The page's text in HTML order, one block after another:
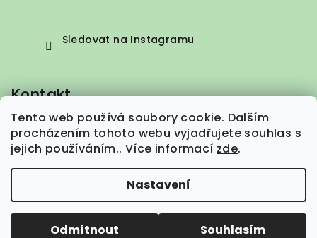
Tento web používá soubory cookie. Dalším
procházením tohoto webu vyjadřujete souhlas s
jejich používáním.. Více informací zde.
Nastavení
Odmítnout Souhlasím
Sledovat na Instagramu
Kontakt
@ vepez.cz
+420 776 664 373
. Všechna práva vyhrazena.